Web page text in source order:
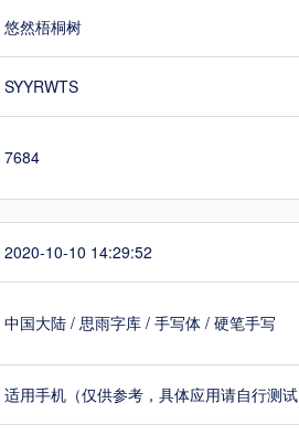
悠然梧桐树
SYYRWTS
7684
2020-10-10 14:29:52
中国大陆 / 思雨字库 / 手写体 / 硬笔手写
适用手机（仅供参考，具体应用请自行测试